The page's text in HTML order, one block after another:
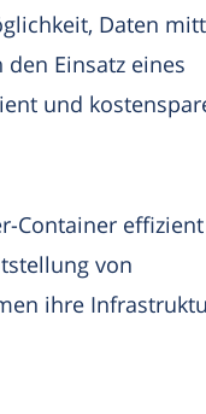
Daten
Einsatz eines
und
Container
von
ihre